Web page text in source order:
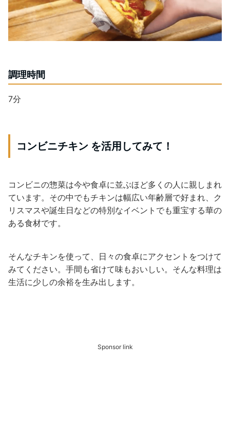
調理時間
7分
コンビニチキン を活用してみて！
コンビニの惣菜は今や食卓に並ぶほど多くの人に親しまれ
ています。その中でもチキンは幅広い年齢層で好まれ、ク
リスマスや誕生日などの特別なイベントでも重宝する華の
ある食材です。
そんなチキンを使って、日々の食卓にアクセントをつけて
みてください。手間も省けて味もおいしい。そんな料理は
生活に少しの余裕を生み出します。
Sponsor link